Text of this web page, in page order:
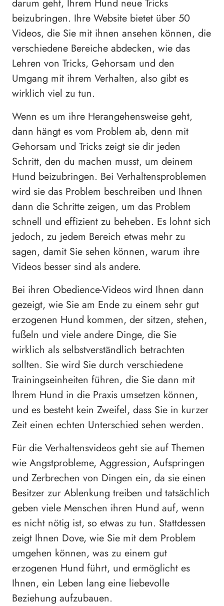
darum geht, Ihrem Hund neue Tricks
beizubringen. Ihre Website bietet über 50
Videos, die Sie mit ihnen ansehen können, die
verschiedene Bereiche abdecken, wie das
Lehren von Tricks, Gehorsam und den
Umgang mit ihrem Verhalten, also gibt es
wirklich viel zu tun.
Wenn es um ihre Herangehensweise geht,
dann hängt es vom Problem ab, denn mit
Gehorsam und Tricks zeigt sie dir jeden
Schritt, den du machen musst, um deinem
Hund beizubringen. Bei Verhaltensproblemen
wird sie das Problem beschreiben und Ihnen
dann die Schritte zeigen, um das Problem
schnell und effizient zu beheben. Es lohnt sich
jedoch, zu jedem Bereich etwas mehr zu
sagen, damit Sie sehen können, warum ihre
Videos besser sind als andere.
Bei ihren Obedience-Videos wird Ihnen dann
gezeigt, wie Sie am Ende zu einem sehr gut
erzogenen Hund kommen, der sitzen, stehen,
fußeln und viele andere Dinge, die Sie
wirklich als selbstverständlich betrachten
sollten. Sie wird Sie durch verschiedene
Trainingseinheiten führen, die Sie dann mit
Ihrem Hund in die Praxis umsetzen können,
und es besteht kein Zweifel, dass Sie in kurzer
Zeit einen echten Unterschied sehen werden.
Für die Verhaltensvideos geht sie auf Themen
wie Angstprobleme, Aggression, Aufspringen
und Zerbrechen von Dingen ein, da sie einen
Besitzer zur Ablenkung treiben und tatsächlich
geben viele Menschen ihren Hund auf, wenn
es nicht nötig ist, so etwas zu tun. Stattdessen
zeigt Ihnen Dove, wie Sie mit dem Problem
umgehen können, was zu einem gut
erzogenen Hund führt, und ermöglicht es
Ihnen, ein Leben lang eine liebevolle
Beziehung aufzubauen.